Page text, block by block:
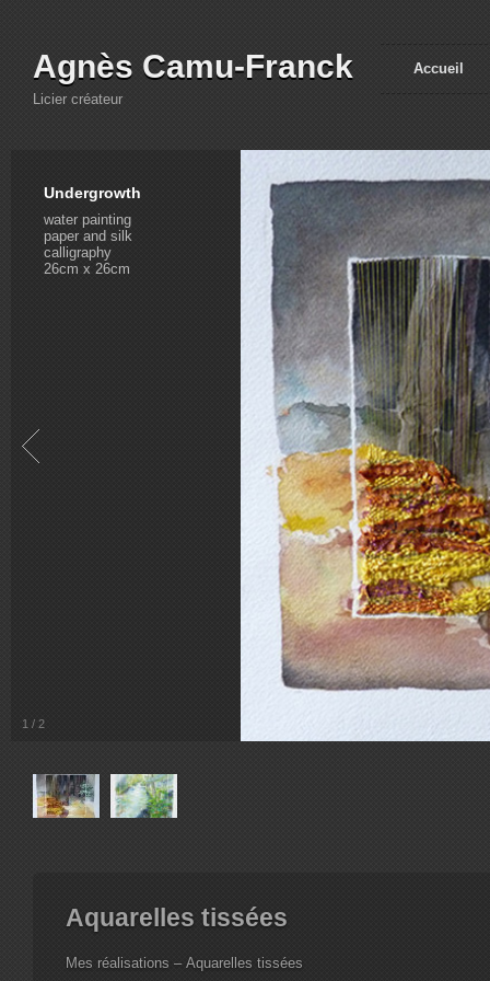
Agnès Camu-Franck
Licier créateur
Accueil
1 / 2
Undergrowth
water painting
paper and silk
calligraphy
26cm x 26cm
Aquarelles tissées
Mes réalisations – Aquarelles tissées